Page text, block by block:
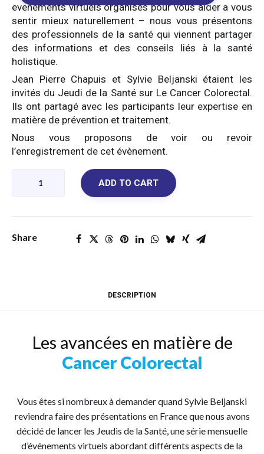
évènements virtuels organisés pour vous aider à vous
sentir mieux naturellement – nous vous présentons
des professionnels de la santé qui viennent partager
des informations et des conseils liés à la santé
holistique.
Jean Pierre Chapuis et Sylvie Beljanski étaient les
invités du Jeudi de la Santé sur Le Cancer Colorectal.
Ils ont partagé avec les participants leur expertise en
matière de prévention et traitement.
Nous vous proposons de voir ou revoir
l’enregistrement de cet évènement.
ADD TO CART
Share
DESCRIPTION
Les avancées en matière de
Cancer Colorectal
Vous êtes si nombreux à demander quand Sylvie Beljanski
reviendra faire des présentations en France que nous avons
décidé de lancer les Jeudis de la Santé, une série mensuelle
d’événements virtuels abordant différents aspects de la